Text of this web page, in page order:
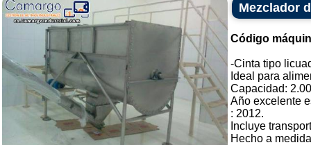
Mezclador
Código
-Cinta tipo
Ideal para
Capacidad:
Año excelente
: 2012.
Incluye
Hecho a